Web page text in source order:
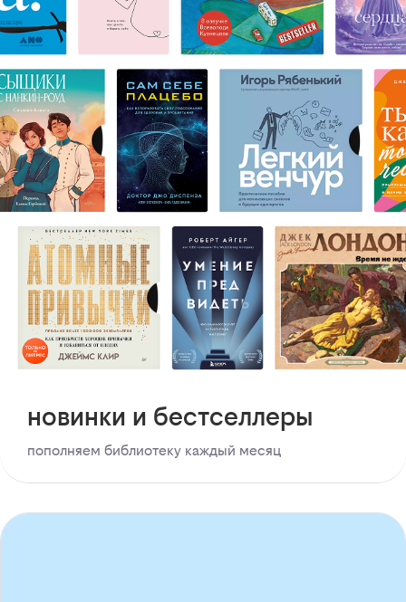
новинки и бестселлеры
пополняем библиотеку каждый месяц